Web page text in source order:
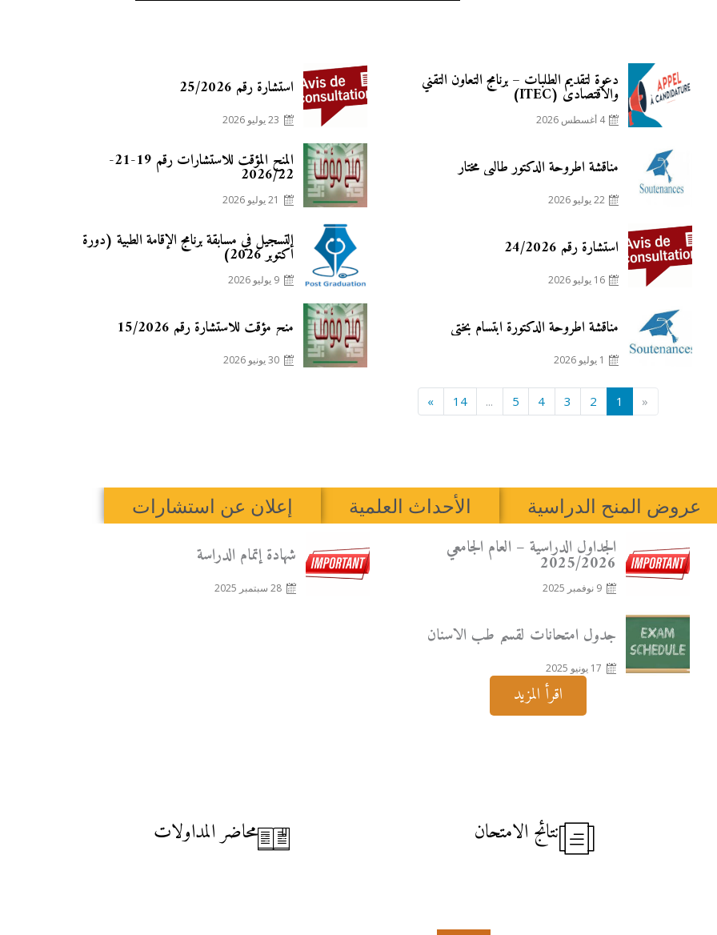
دعوة لتقديم الطلبات – برنامج التعاون التقني
والاقتصادي (ITEC)
on
4 أغسطس 2026
استشارة رقم 25/2026
on
23 يوليو 2026
مناقشة أطروحة الدكتور طالبي مختار
on
22 يوليو 2026
المنح المؤقت للاستشارات رقم 19-21-
2026/22
on
21 يوليو 2026
استشارة رقم 24/2026
on
16 يوليو 2026
التسجيل في مسابقة برنامج الإقامة الطبية (دورة
أكتوبر 2026)
on
9 يوليو 2026
مناقشة أطروحة الدكتورة ابتسام بختي
on
1 يوليو 2026
منح مؤقت للاستشارة رقم 15/2026
on
30 يونيو 2026
«
1
2
3
4
5
...
14
»
عروض المنح الدراسية الأحداث العلمية إعلان عن استشارات
الجداول الدراسية – العام الجامعي
2025/2026
Posted
on
9 نوفمبر 2025
شهادة إتمام الدراسة
on
28 سبتمبر 2025
جدول امتحانات لقسم طب الأسنان
on
17 يونيو 2025
اقرأ المزيد
نتائج الامتحان محاضر المداولات